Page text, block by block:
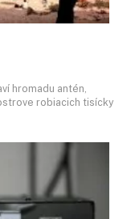
hromadu antén,
robiacich tisícky